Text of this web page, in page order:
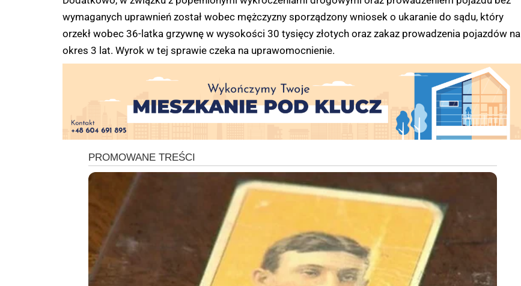
wymaganych uprawnień został wobec mężczyzny sporządzony wniosek o ukaranie do sądu, który
orzekł wobec 36-latka grzywnę w wysokości 30 tysięcy złotych oraz zakaz prowadzenia pojazdów na
okres 3 lat. Wyrok w tej sprawie czeka na uprawomocnienie.